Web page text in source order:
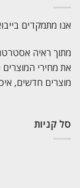
אנו מתמקדים
מתוך ראיה
את מחירי
מוצרים חדשים,
סל קניות